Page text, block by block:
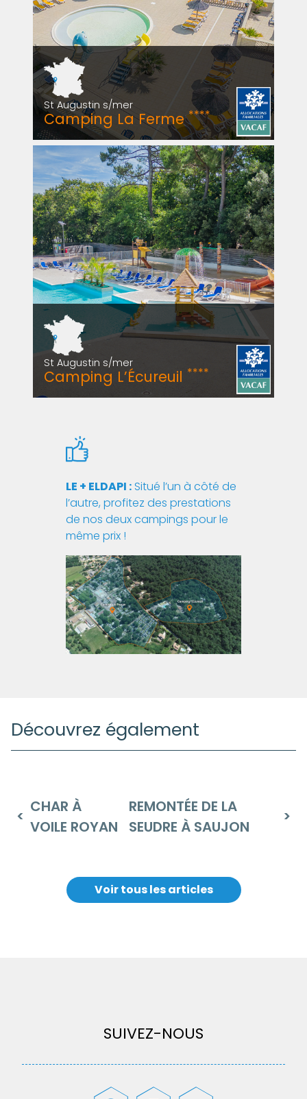
St Augustin s/mer
Camping La Ferme****
St Augustin s/mer
Camping L’Écureuil ****
LE + ELDAPI : Situé l’un à côté de
l’autre, profitez des prestations
de nos deux campings pour le
même prix !
Découvrez également
CHAR À
VOILE ROYAN
REMONTÉE DE LA
SEUDRE À SAUJON
Voir tous les articles
SUIVEZ-NOUS